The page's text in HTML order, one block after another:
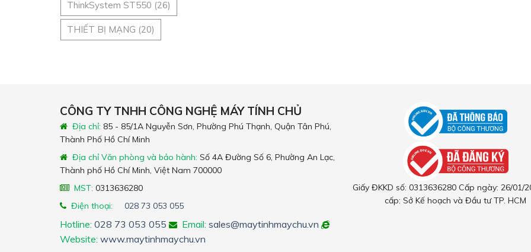
ThinkSystem ST550 (26)
THIẾT BỊ MẠNG (20)
CÔNG TY TNHH CÔNG NGHỆ MÁY TÍNH CHỦ
Địa chỉ: 85 - 85/1A Nguyễn Sơn, Phường Phú Thạnh, Quận Tân Phú,
Thành Phố Hồ Chí Minh
Địa chỉ Văn phòng và bảo hành: Số 4A Đường Số 6, Phường An Lạc,
Thành phố Hồ Chí Minh, Việt Nam 700000
MST: 0313636280
Điện thoại:
028 73 053 055
Hotline: 028 73 053 055 Email: sales@maytinhmaychu.vn
Website: www.maytinhmaychu.vn
Giấy ĐKKD số: 0313636280 Cấp ngày: 26/01/
cấp: Sở Kế hoạch và Đầu tư TP. HCM